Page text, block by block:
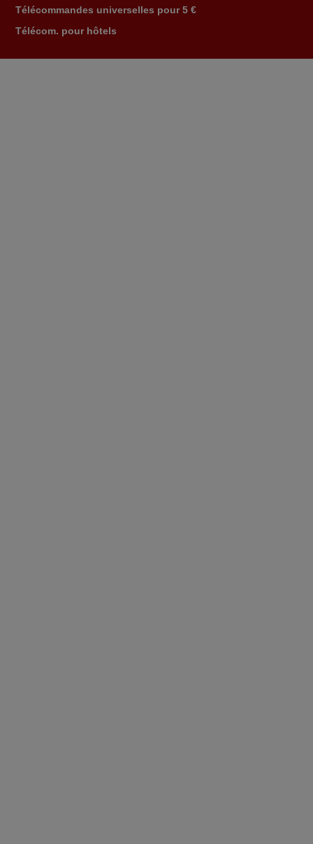
Télécommandes universelles pour 5 €
Télécom. pour hôtels